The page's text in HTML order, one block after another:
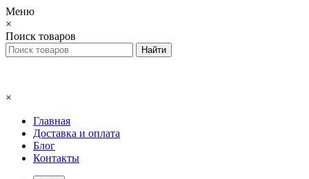
Меню
×
Поиск товаров
×
Главная
Доставка и оплата
Блог
Контакты